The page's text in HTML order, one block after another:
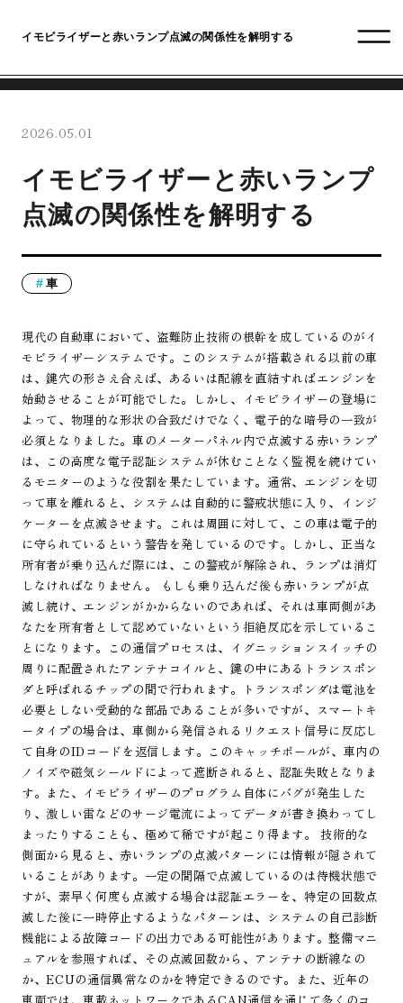
イモビライザーと赤いランプ点滅の関係性を解明する
2026.05.01
イモビライザーと赤いランプ
点滅の関係性を解明する
車
現代の自動車において、盗難防止技術の根幹を成しているのがイ
モビライザーシステムです。このシステムが搭載される以前の車
は、鍵穴の形さえ合えば、あるいは配線を直結すればエンジンを
始動させることが可能でした。しかし、イモビライザーの登場に
よって、物理的な形状の合致だけでなく、電子的な暗号の一致が
必須となりました。車のメーターパネル内で点滅する赤いランプ
は、この高度な電子認証システムが休むことなく監視を続けてい
るモニターのような役割を果たしています。通常、エンジンを切
って車を離れると、システムは自動的に警戒状態に入り、インジ
ケーターを点滅させます。これは周囲に対して、この車は電子的
に守られているという警告を発しているのです。しかし、正当な
所有者が乗り込んだ際には、この警戒が解除され、ランプは消灯
しなければなりません。 もしも乗り込んだ後も赤いランプが点
滅し続け、エンジンがかからないのであれば、それは車両側があ
なたを所有者として認めていないという拒絶反応を示しているこ
とになります。この通信プロセスは、イグニッションスイッチの
周りに配置されたアンテナコイルと、鍵の中にあるトランスポン
ダと呼ばれるチップの間で行われます。トランスポンダは電池を
必要としない受動的な部品であることが多いですが、スマートキ
ータイプの場合は、車側から発信されるリクエスト信号に反応し
て自身のIDコードを返信します。このキャッチボールが、車内の
ノイズや磁気シールドによって遮断されると、認証失敗となりま
す。また、イモビライザーのプログラム自体にバグが発生した
り、激しい雷などのサージ電流によってデータが書き換わってし
まったりすることも、極めて稀ですが起こり得ます。 技術的な
側面から見ると、赤いランプの点滅パターンには情報が隠されて
いることがあります。一定の間隔で点滅しているのは待機状態で
すが、素早く何度も点滅する場合は認証エラーを、特定の回数点
滅した後に一時停止するようなパターンは、システムの自己診断
機能による故障コードの出力である可能性があります。整備マニ
ュアルを参照すれば、その点滅回数から、アンテナの断線なの
か、ECUの通信異常なのかを特定できるのです。また、近年の
車両では、車載ネットワークであるCAN通信を通じて多くのコ